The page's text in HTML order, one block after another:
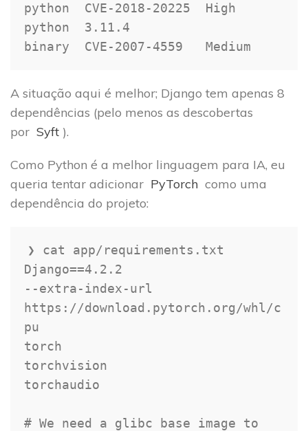
python  CVE-2018-20225  High
python  3.11.4
binary  CVE-2007-4559   Medium
A situação aqui é melhor; Django tem apenas 8
dependências (pelo menos as descobertas
por Syft ).
Como Python é a melhor linguagem para IA, eu
queria tentar adicionar PyTorch como uma
dependência do projeto:
❯ cat app/requirements . txt
Django==4.2 .2
- -extra-index-url
https : //download . pytorch . org/whl/c
pu
torch
torchvision
torchaudio
# We need a glibc base image to